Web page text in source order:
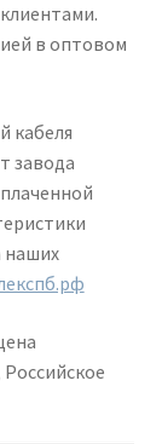
в оптовом
кабеля
завода
наших